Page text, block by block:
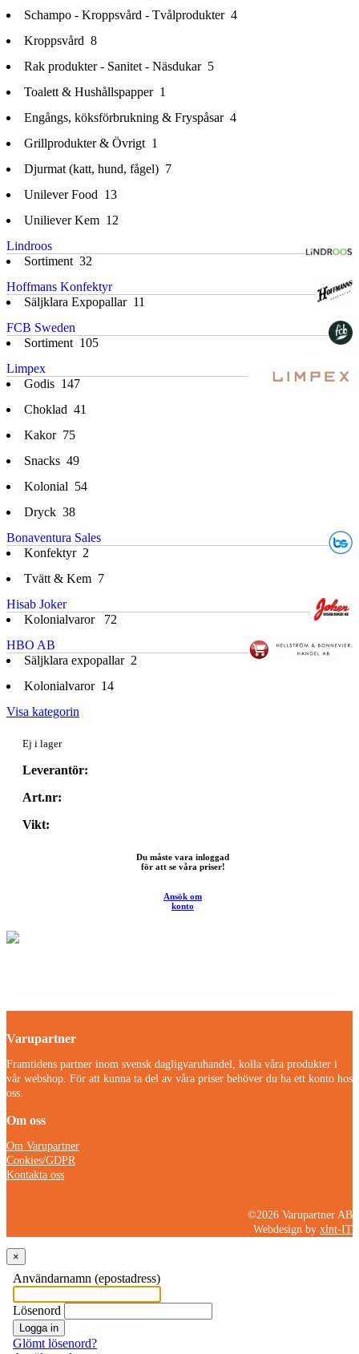
Schampo - Kroppsvård - Tvålprodukter 4
Kroppsvård 8
Rak produkter - Sanitet - Näsdukar 5
Toalett & Hushållspapper 1
Engångs, köksförbrukning & Fryspåsar 4
Grillprodukter & Övrigt 1
Djurmat (katt, hund, fågel) 7
Unilever Food 13
Uniliever Kem 12
Lindroos
Sortiment 32
Hoffmans Konfektyr
Säljklara Expopallar 11
FCB Sweden
Sortiment 105
Limpex
Godis 147
Choklad 41
Kakor 75
Snacks 49
Kolonial 54
Dryck 38
Bonaventura Sales
Konfektyr 2
Tvätt & Kem 7
Hisab Joker
Kolonialvaror
72
HBO AB
Säljklara expopallar 2
Kolonialvaror 14
Visa kategorin
Ej i lager
Leverantör:
Art.nr:
Vikt:
Du måste vara inloggad
för att se våra priser!
Ansök om
konto
Varupartner
Framtidens partner inom svensk dagligvaruhandel, kolla våra produkter i
vår webshop. För att kunna ta del av våra priser behöver du ha ett konto hos
oss.
Om oss
Om Varupartner
Cookies/GDPR
Kontakta oss
©2026 Varupartner AB
Webdesign by xlnt-IT
×